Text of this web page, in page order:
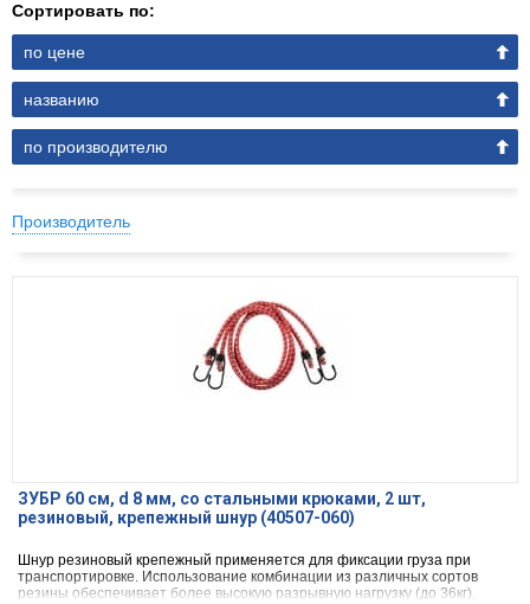
Сортировать по:
по цене
названию
по производителю
Производитель
ЗУБР 60 см, d 8 мм, со стальными крюками, 2 шт,
резиновый, крепежный шнур (40507-060)
Шнур резиновый крепежный применяется для фиксации груза при
транспортировке. Использование комбинации из различных сортов
резины обеспечивает более высокую разрывную нагрузку (до 36кг).